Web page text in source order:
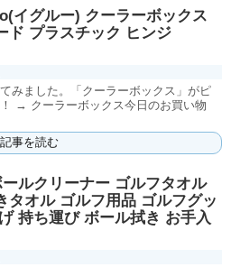
イグルー) クーラーボックス
ド プラスチック ヒンジ
みました。「クーラーボックス」がピ
→ クーラーボックス今日のお買い物
記事を読む
ルクリーナー ゴルフタオル
タオル ゴルフ用品 ゴルフグッ
持ち運び ボール拭き お手入